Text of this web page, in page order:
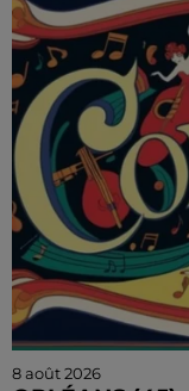
8 août 2026